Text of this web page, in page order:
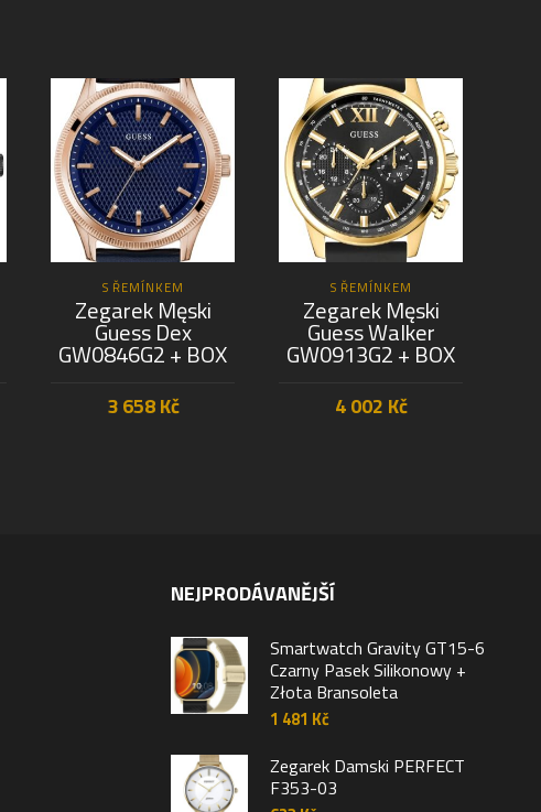
S ŘEMÍNKEM
Zegarek Męski
Guess Dex
GW0846G2 + BOX
3 658Kč
S ŘEMÍNKEM
Zegarek Męski
Guess Walker
GW0913G2 + BOX
4 002 Kč
NEJPRODÁVANĚJŠÍ
Smartwatch Gravity GT15-6
Czarny Pasek Silikonowy +
Złota Bransoleta
1 481 Kč
Zegarek Damski PERFECT
F353-03